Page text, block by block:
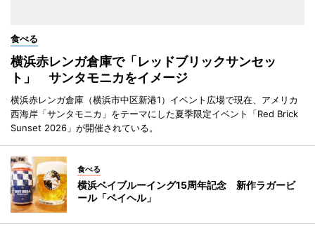
食べる
横浜赤レンガ倉庫で「レッドブリックサンセッ
ト」 サンタモニカをイメージ
横浜赤レンガ倉庫（横浜市中区新港1）イベント広場で現在、アメリカ
西海岸「サンタモニカ」をテーマにした夏季限定イベント「Red Brick
Sunset 2026」が開催されている。
食べる
横浜ベイブルーイング15周年記念 新作ラガービ
ール「ベイヘル」